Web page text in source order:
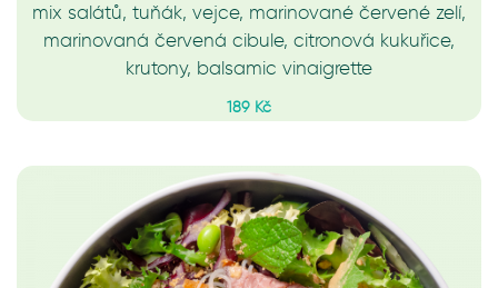
mix salátů, tuňák, vejce, marinované červené zelí,
marinovaná červená cibule, citronová kukuřice,
krutony, balsamic vinaigrette
189 Kč